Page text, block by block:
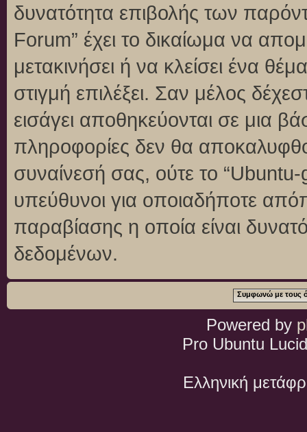
δυνατότητα επιβολής των
Forum” έχει το δικαίωμα να
μετακινήσει ή να κλείσει ένα
στιγμή επιλέξει. Σαν μέλος
εισάγει αποθηκεύονται σε μια
πληροφορίες δεν θα
συναίνεσή σας, ούτε το
υπεύθυνοι για οποιαδήποτε
παραβίασης η οποία είναι
δεδομένων.
Powered by
Pro Ubuntu
Ελληνική